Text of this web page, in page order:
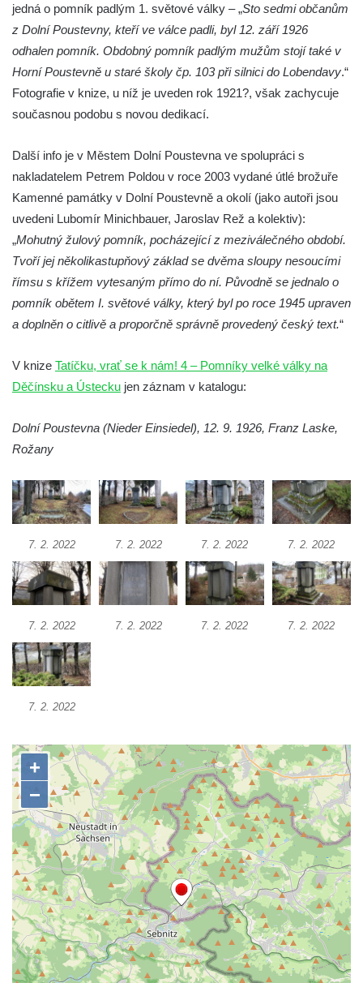
Pomník obětem 1. světové války na
židovském hřbitově v Mostě
Pamětní deska Miroslava Švice na domě
Pomník obětem 2. světové války v ulici 1.
máje v Lužci nad Vltavou
Pomník obětem válek v ulici 1. máje v Lužci
nad Vltavou
Hrob Vladislava Neumana v Hostíně u
Vojkovic
Lužci nad Vltavou
Kenotaf Miloslava Švice na hřbitově v Lužci
Hrob Václava Kufnera na hřbitově v Lužci
Pomník vojákům Rudé armády na hřbitově
v Lužci nad Vltavou
Pomník Ladislava Sedláčka a Karla Pelce u
silnice severně od Lužce nad Vltavou
Kenotaf Alfeda Harnische na hřbitově v
Hrobčicích
Pomník obětem válek v Mirošovicích
Hrob vojáků Rudé armády na hřbitově v
Račicích
Hrob Jiřího Dovhomilji na hřbitově v
Hrob Antonína Medáčka na hřbitově v
Račicích
Hrob Josefa Moravce a Miroslava Moravce
na hřbitově v Dobříni
Pomník obětem válek na hřbitově v Dobříni
Pomník obětem 1. světové války v Lužici
Kenotaf Josefa Matese na hřbitově v Lužici
Pamětní deska Giuseppe Capella na
hřbitově v Lužici
Kenotaf Emila Miksche na hřbitově v Lužici
jedná o pomník padlým 1. světové války – „Sto sedmi občanům
z Dolní Poustevny, kteří ve válce padli, byl 12. září 1926
odhalen pomník. Obdobný pomník padlým mužům stojí také v
Horní Poustevně u staré školy čp. 103 při silnici do Lobendavy.“
Fotografie v knize, u níž je uveden rok 1921?, však zachycuje
současnou podobu s novou dedikací.
Další info je v Městem Dolní Poustevna ve spolupráci s
nakladatelem Petrem Poldou v roce 2003 vydané útlé brožuře
Kamenné památky v Dolní Poustevně a okolí (jako autoři jsou
uvedeni Lubomír Minichbauer, Jaroslav Rež a kolektiv):
„Mohutný žulový pomník, pocházející z meziválečného období.
Tvoří jej několikastupňový základ se dvěma sloupy nesoucími
římsu s křížem vytesaným přímo do ní. Původně se jednalo o
pomník obětem I. světové války, který byl po roce 1945 upraven
a doplněn o citlivě a proporčně správně provedený český text.“
V knize Tatíčku, vrať se k nám! 4 – Pomníky velké války na
Děčínsku a Ústecku jen záznam v katalogu:
Dolní Poustevna (Nieder Einsiedel), 12. 9. 1926, Franz Laske,
Rožany
7. 2. 2022 7. 2. 2022 7. 2. 2022 7. 2. 2022
7. 2. 2022 7. 2. 2022 7. 2. 2022 7. 2. 2022
7. 2. 2022